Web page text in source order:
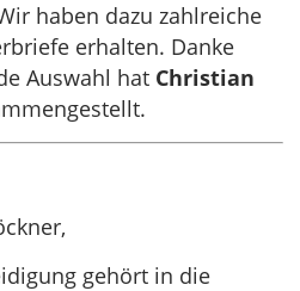
haben dazu zahlreiche
erhalten. Danke
Auswahl hat Christian
gehört in die